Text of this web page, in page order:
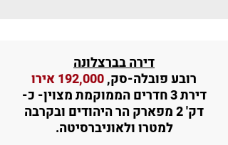
דירה בברצלונה
רובע פובלה-סק,192,000 אירו
דירת 3 חדרים הממוקמת מצוין- כ-
דק' 2 מפארק הר היהודים ובקרבה
למטרו ולאוניברסיטה.